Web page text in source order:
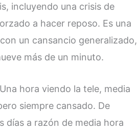
incluyendo una crisis de
a hacer reposo. Es una
un cansancio generalizado,
más de un minuto.
hora viendo la tele, media
siempre cansado. De
días a razón de media hora